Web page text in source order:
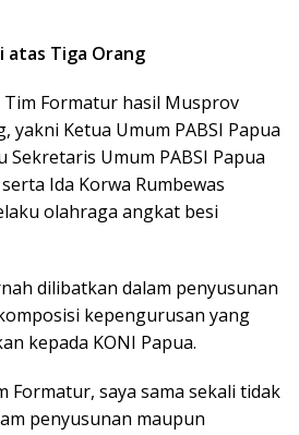
atas Tiga Orang
Formatur hasil Musprov
Ketua Umum PABSI Papua
Umum PABSI Papua
Ida Korwa Rumbewas
olahraga angkat besi
dilibatkan dalam penyusunan
kepengurusan yang
kepada KONI Papua.
Formatur, saya sama sekali tidak
penyusunan maupun